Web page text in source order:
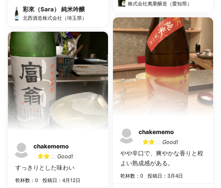
彩來（Sara） 純米吟醸
北西酒造株式会社（埼玉県）
chakememo
Good!
すっきりとした味わい
乾杯数：0 投稿日：4月12日
株式会社萬乗醸造（愛知県）
chakememo
Good!
やや辛口で、爽やかな香りと程
よい熟成感がある。
乾杯数：0 投稿日：3月4日